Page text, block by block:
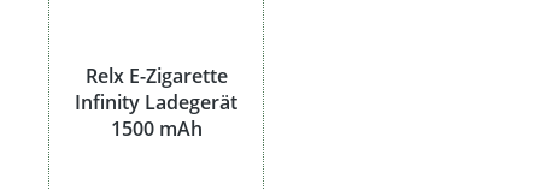
Relx E-Zigarette
Infinity Ladegerät
1500 mAh